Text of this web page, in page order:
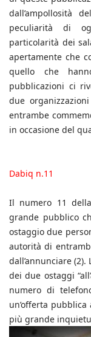
dall’ampollosità
peculiarità di
particolarità dei
apertamente che
quello che
pubblicazioni ci
due
entrambe
in occasione del
Dabiq n.11
Il numero 11
grande pubblico
ostaggio due
autorità di
dall’annunciare
dei due ostaggi
numero di
un’offerta
più grande